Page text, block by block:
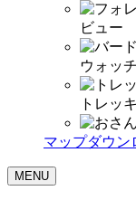
ビュー
ウォッ
トレッ
マップダウン
MENU